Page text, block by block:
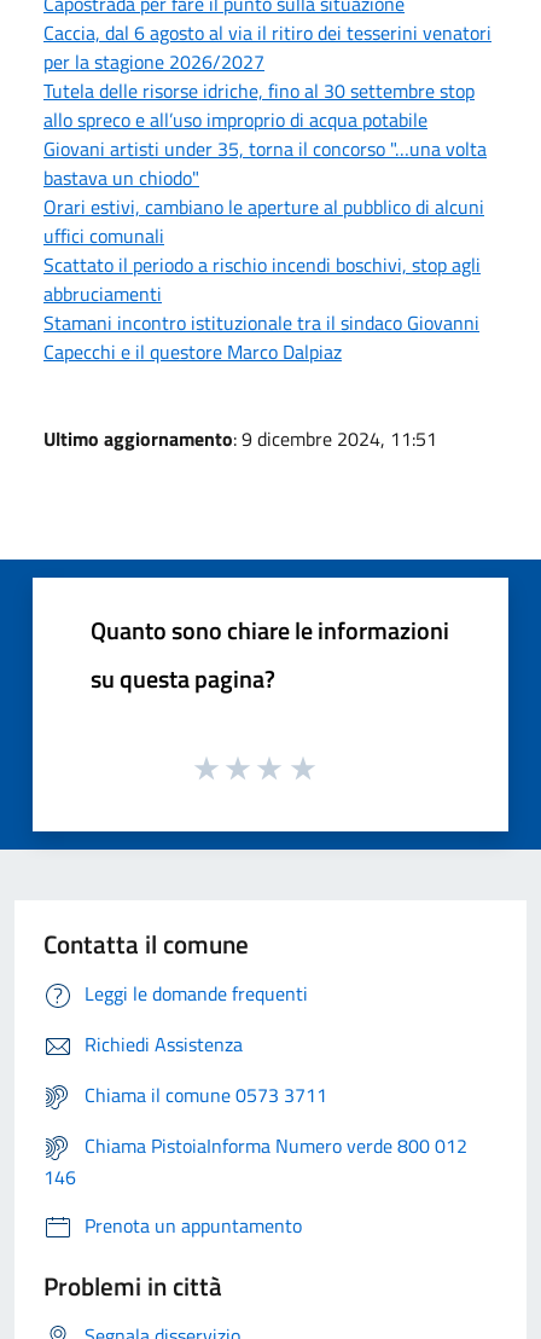
Caccia, dal 6 agosto al via il ritiro dei tesserini venatori
per la stagione 2026/2027
Tutela delle risorse idriche, fino al 30 settembre stop
allo spreco e all’uso improprio di acqua potabile
Giovani artisti under 35, torna il concorso "…una volta
bastava un chiodo"
Orari estivi, cambiano le aperture al pubblico di alcuni
uffici comunali
Scattato il periodo a rischio incendi boschivi, stop agli
abbruciamenti
Stamani incontro istituzionale tra il sindaco Giovanni
Capecchi e il questore Marco Dalpiaz
Ultimo aggiornamento: 9 dicembre 2024, 11:51
Quanto sono chiare le informazioni
su questa pagina?
Contatta il comune
Leggi le domande frequenti
Richiedi Assistenza
Chiama il comune 0573 3711
Chiama PistoiaInforma Numero verde 800 012
146
Prenota un appuntamento
Problemi in città